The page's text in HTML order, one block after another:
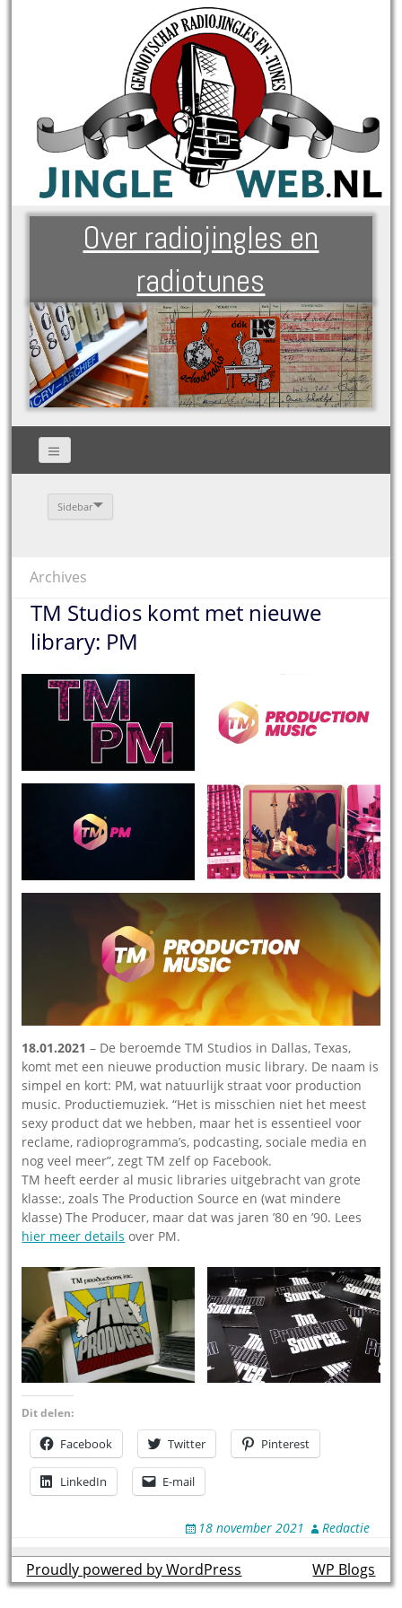
Over radiojingles en
radiotunes
Sidebar
Archives
TM Studios komt met nieuwe
library: PM
18.01.2021 – De beroemde TM Studios in Dallas, Texas,
komt met een nieuwe production music library. De naam is
simpel en kort: PM, wat natuurlijk straat voor production
music. Productiemuziek. “Het is misschien niet het meest
sexy product dat we hebben, maar het is essentieel voor
reclame, radioprogramma’s, podcasting, sociale media en
nog veel meer”, zegt TM zelf op Facebook.
TM heeft eerder al music libraries uitgebracht van grote
klasse:, zoals The Production Source en (wat mindere
klasse) The Producer, maar dat was jaren ’80 en ’90. Lees
hier meer details over PM.
Dit delen:
Facebook Twitter Pinterest
LinkedIn E-mail
18 november 2021 Redactie
Proudly powered by WordPress theme byWP Blogs